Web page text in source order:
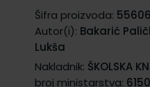
Šifra proizvoda:
Autor(i): Bakarić
Lukša
Nakladnik: ŠKOLSKA
broj ministarstva: 6150